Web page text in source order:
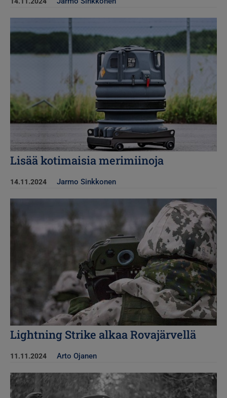
Lisää kotimaisia merimiinoja
14.11.2024 Jarmo Sinkkonen
Lightning Strike alkaa Rovajärvellä
11.11.2024 Arto Ojanen
Kuva